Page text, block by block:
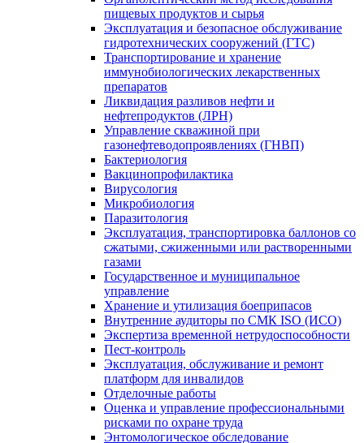
пищевых продуктов и сырья
Эксплуатация и безопасное обслуживание
гидротехнических сооружений (ГТС)
Транспортирование и хранение
иммунобиологических лекарственных
препаратов
Ликвидация разливов нефти и
нефтепродуктов (ЛРН)
Управление скважиной при
газонефтеводопроявлениях (ГНВП)
Бактериология
Вакцинопрофилактика
Вирусология
Микробиология
Паразитология
Эксплуатация, транспортировка баллонов со
сжатыми, сжиженными или растворенными
газами
Государственное и муниципальное
управление
Хранение и утилизация боеприпасов
Внутренние аудиторы по СМК ISO (ИСО)
Экспертиза временной нетрудоспособности
Пест-контроль
Эксплуатация, обслуживание и ремонт
платформ для инвалидов
Отделочные работы
Оценка и управление профессиональными
рисками по охране труда
Энтомологическое обследование